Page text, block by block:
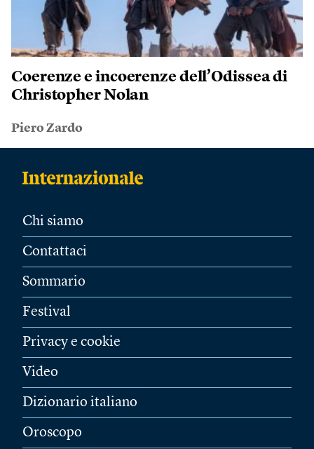
Coerenze e incoerenze dell’Odissea di
Christopher Nolan
Piero Zardo
Chi siamo
Contattaci
Sommario
Festival
Privacy e cookie
Video
Dizionario italiano
Oroscopo